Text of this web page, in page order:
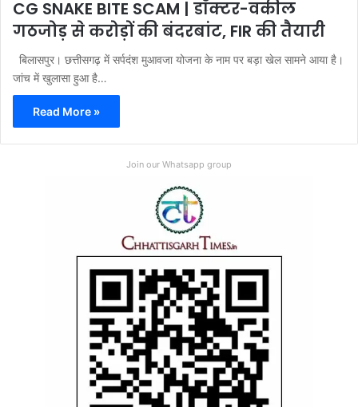
CG SNAKE BITE SCAM | डॉक्टर-वकील
गठजोड़ से करोड़ों की बंदरबांट, FIR की तैयारी
बिलासपुर। छत्तीसगढ़ में सर्पदंश मुआवजा योजना के नाम पर बड़ा खेल सामने आया है।
जांच में खुलासा हुआ है…
Read More »
Join our Whatsapp group